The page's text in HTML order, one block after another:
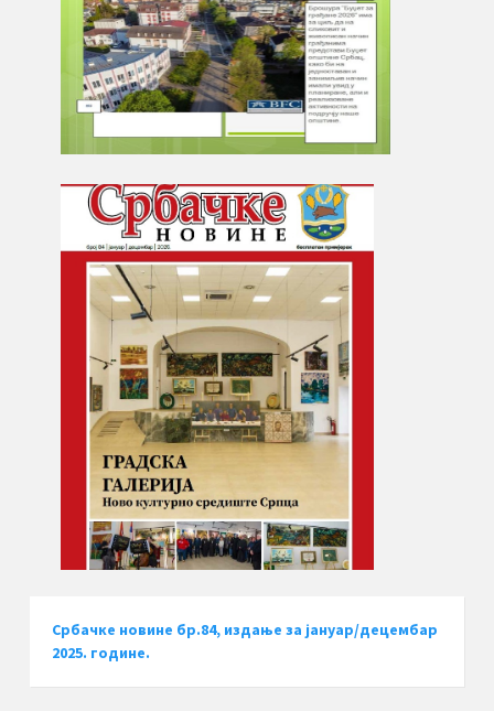
Србачке новине бр.84, издање за јануар/децембар
2025. године.